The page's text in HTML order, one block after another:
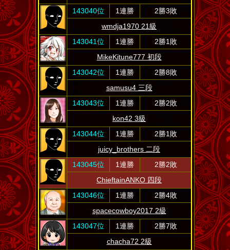
143040位
1連勝
2勝3敗
wmdja1970 21級
143041位
1連勝
2勝1敗
MikeKitune777 初段
143042位
1連勝
2勝8敗
samusu4 三段
143043位
1連勝
2勝2敗
kon42 3級
143044位
1連勝
2勝1敗
juicy_brothers 二段
143045位
1連勝
2勝2敗
ChieftainANKO 四段
143046位
1連勝
2勝4敗
spacecowboy2017 2級
143047位
1連勝
2勝7敗
chacha72 2級